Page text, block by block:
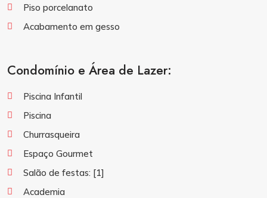
Piso porcelanato
Acabamento em gesso
Condomínio e Área de Lazer:
Piscina Infantil
Piscina
Churrasqueira
Espaço Gourmet
Salão de festas: [1]
Academia